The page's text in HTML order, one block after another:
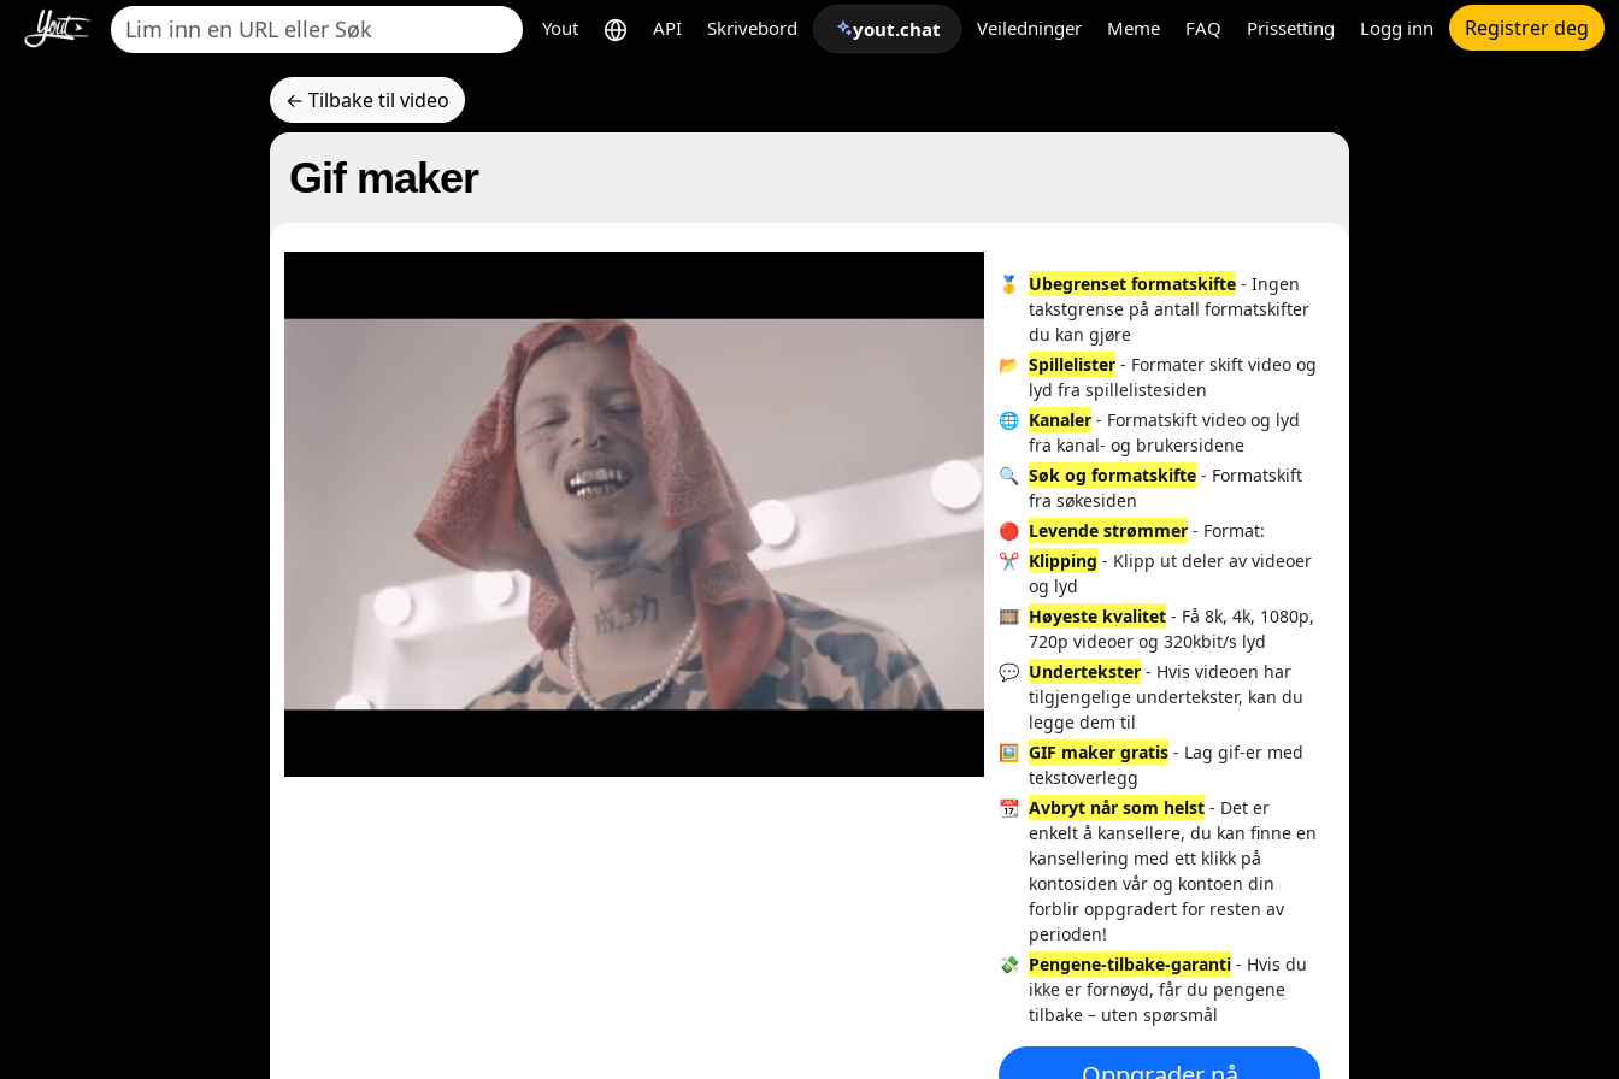
Yout API Skrivebord yout.chat Veiledninger Meme FAQ Prissetting Logg inn Registrer deg
← Tilbake til video
Gif maker
🥇 Ubegrenset formatskifte - Ingen
takstgrense på antall formatskifter
du kan gjøre
📂 Spillelister - Formater skift video og
lyd fra spillelistesiden
🌐 Kanaler - Formatskift video og lyd
fra kanal- og brukersidene
🔍 Søk og formatskifte - Formatskift
fra søkesiden
🔴 Levende strømmer - Format:
✂️ Klipping - Klipp ut deler av videoer
og lyd
🎞️ Høyeste kvalitet - Få 8k, 4k, 1080p,
720p videoer og 320kbit/s lyd
💬 Undertekster - Hvis videoen har
tilgjengelige undertekster, kan du
legge dem til
🖼️ GIF maker gratis - Lag gif-er med
tekstoverlegg
📆 Avbryt når som helst - Det er
enkelt å kansellere, du kan finne en
kansellering med ett klikk på
kontosiden vår og kontoen din
forblir oppgradert for resten av
perioden!
💸 Pengene-tilbake-garanti - Hvis du
ikke er fornøyd, får du pengene
tilbake – uten spørsmål